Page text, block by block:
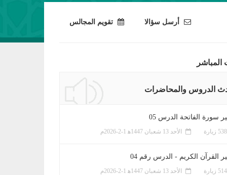
أرسل سؤالا تقويم المجالس
المباشر
الدروس والمحاضرات
سورة الفاتحة الدرس 05
الأحد 13 شعبان 1447ﻫ 1-2-2026م
القرآن الكريم - الدرس رقم 04
الأحد 13 شعبان 1447ﻫ 1-2-2026م